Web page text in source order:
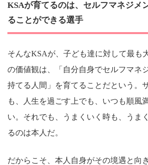
KSAが育てるのは、セルフマネジメ
ることができる選手
そんなKSAが、子ども達に対して最も
の価値観は、「自分自身でセルフマネ
持てる人間」を育てることだという。
も、人生を過ごす上でも、いつも順風
い。それでも、うまくいく時も、うま
るのは本人だ。
だからこそ、本人自身がその境遇と向